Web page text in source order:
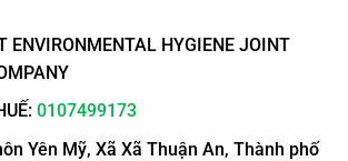
ENVIRONMENTAL HYGIENE JOINT
0107499173
Yên Mỹ, Xã Xã Thuận An, Thành phố